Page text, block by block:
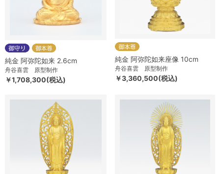
純金 阿弥陀如来 2.6cm
舟谷喜雲 原型制作
￥1,708,300(税込)
純金 阿弥陀如来座像 10cm
舟谷喜雲 原型制作
￥3,360,500(税込)